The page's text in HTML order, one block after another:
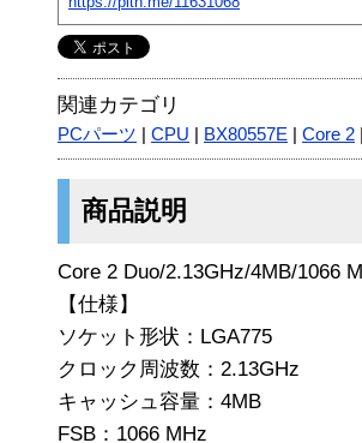
関連カテゴリ
PCパーツ CPU BX80557E Core 2
商品説明
Core 2 Duo/2.13GHz/4MB/1066
【仕様】
ソケット形状：LGA775
クロック周波数：2.13GHz
キャッシュ容量：4MB
FSB：1066 MHz